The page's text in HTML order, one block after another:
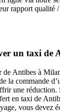
rapport qualité
un taxi de
de Antibes à
la commande
une réduction.
en taxi de
vous devez